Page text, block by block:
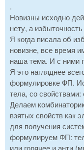
.
Новизны исходно
нету, а
Я когда писала об
новизне, все время
наша тема. И с ними
Я это нагляднее
формулировке ФП.
тела, со свойствами:
Делаем
взятых свойств как
для получения
формулируем ФП:
или горячее и анти